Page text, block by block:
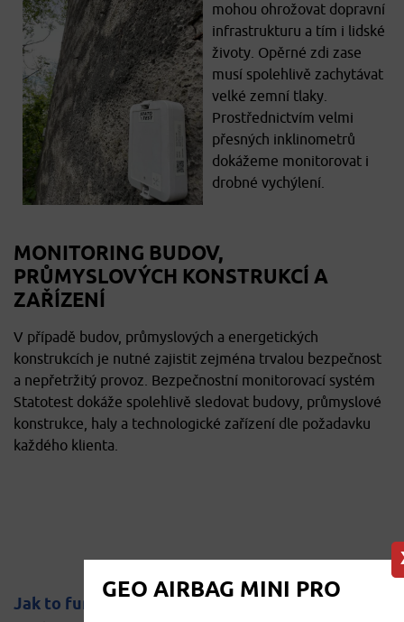
GEO AIRBAG MINI PRO
mohou ohrožovat dopravní
infrastrukturu a tím i lidské
životy. Opěrné zdi zase
musí spolehlivě zachytávat
velké zemní tlaky.
Prostřednictvím velmi
přesných inklinometrů
dokážeme monitorovat i
drobné vychýlení.
MONITORING BUDOV,
PRŮMYSLOVÝCH KONSTRUKCÍ A
ZAŘÍZENÍ
V případě budov, průmyslových a energetických
konstrukcích je nutné zajistit zejména trvalou bezpečnost
a nepřetržitý provoz. Bezpečnostní monitorovací systém
Statotest dokáže spolehlivě sledovat budovy, průmyslové
konstrukce, haly a technologické zařízení dle požadavku
každého klienta.
Jak to funguje?